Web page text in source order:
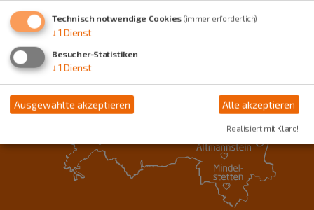
Technisch notwendige Cookies (immer erforderlich)
↓ 1 Dienst
Besucher-Statistiken
↓ 1 Dienst
Ausgewählte akzeptieren Alle akzeptieren
Realisiert mit Klaro!